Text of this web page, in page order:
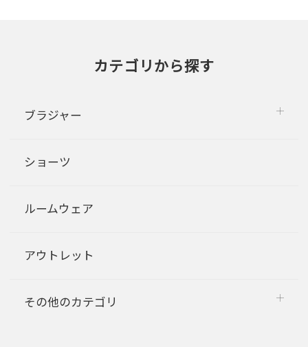
カテゴリから探す
ブラジャー
ショーツ
ルームウェア
アウトレット
その他のカテゴリ